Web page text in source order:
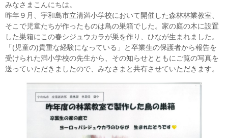
みなさまこんにちは。
昨年９月、宇和島市立清満小学校において開催した森林林業教室、
そこで児童たちが作ったものは鳥の巣箱でした。家の庭の木に設置
した巣箱にこの春シジュウカラが巣を作り、ひなが生まれました。
「(児童の)貴重な経験になっている」と卒業生の保護者から報告を
受けられた満小学校の先生から、その知らせとともにご覧の写真を
送っていただきましたので、みなさまと共有させていただきます。